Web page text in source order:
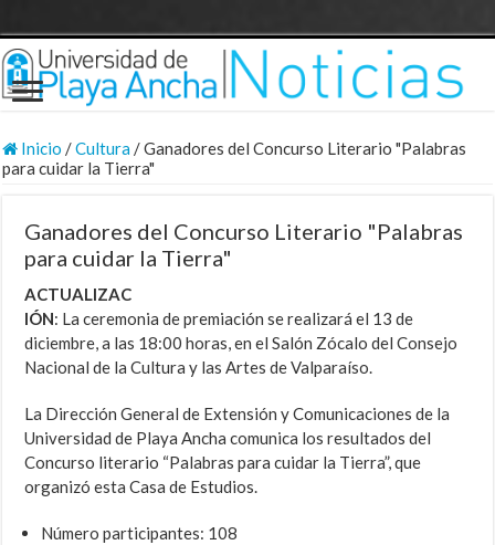
Inicio /Cultura/Ganadores del Concurso Literario "Palabras
para cuidar la Tierra"
Ganadores del Concurso Literario "Palabras
para cuidar la Tierra"
ACTUALIZAC
IÓN: La ceremonia de premiación se realizará el 13 de
diciembre, a las 18:00 horas, en el Salón Zócalo del Consejo
Nacional de la Cultura y las Artes de Valparaíso.
La Dirección General de Extensión y Comunicaciones de la
Universidad de Playa Ancha comunica los resultados del
Concurso literario “Palabras para cuidar la Tierra”, que
organizó esta Casa de Estudios.
Número participantes: 108